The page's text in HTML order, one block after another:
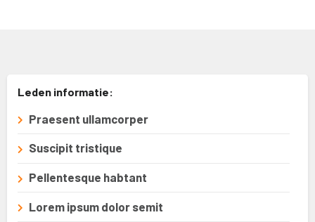
Leden informatie:
Praesent ullamcorper
Suscipit tristique
Pellentesque habtant
Lorem ipsum dolor semit